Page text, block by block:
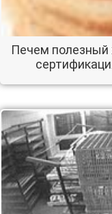
Печем полезный